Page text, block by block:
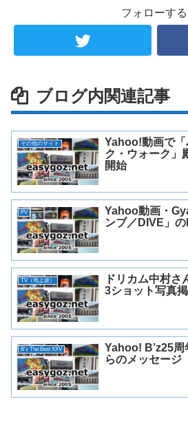
フォローする
ブログ内関連記事
その他のサイト
Yahoo!動画で「
ク・ウォーク」
開始
PV
Yahoo動画・
ンブ／DIVE」
TV（地上波）
ドリカム中村さ
3ショット写真
B'z The Best XXV
Yahoo! B’z25
らのメッセージ